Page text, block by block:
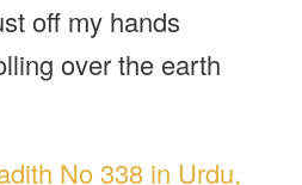
off my hands
over the earth
No 338 in Urdu,